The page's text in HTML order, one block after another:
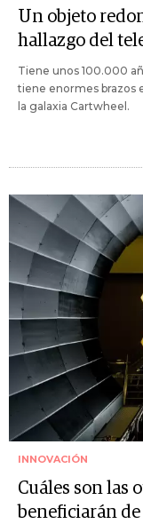
Un objeto
hallazgo del
Tiene unos 100.000
tiene enormes brazos
la galaxia Cartwheel.
INNOVACIÓN
Cuáles son las
beneficiarán